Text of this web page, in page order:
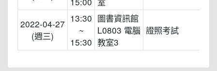
2022-04-27
(週三)
13:30
~
15:30
圖書資訊館
L0803 電腦
教室3
證照考試